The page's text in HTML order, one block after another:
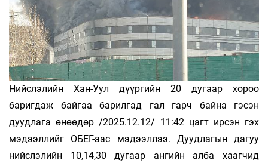
Нийслэлийн Хан-Уул дүүргийн 20 дугаар хороо
баригдаж байгаа барилгад гал гарч байна гэсэн
дуудлага өнөөдөр /2025.12.12/ 11:42 цагт ирсэн гэх
мэдээллийг ОБЕГ-аас мэдээллээ. Дуудлагын дагуу
нийслэлийн 10,14,30 дугаар ангийн алба хаагчид